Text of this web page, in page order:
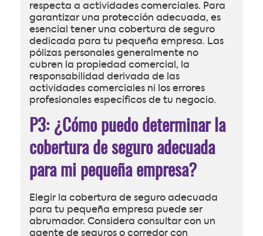
respecta a actividades comerciales. Para
garantizar una protección adecuada, es
esencial tener una cobertura de seguro
dedicada para tu pequeña empresa. Las
pólizas personales generalmente no
cubren la propiedad comercial, la
responsabilidad derivada de las
actividades comerciales ni los errores
profesionales específicos de tu negocio.
P3: ¿Cómo puedo determinar la
cobertura de seguro adecuada
para mi pequeña empresa?
Elegir la cobertura de seguro adecuada
para tu pequeña empresa puede ser
abrumador. Considera consultar con un
agente de seguros o corredor con